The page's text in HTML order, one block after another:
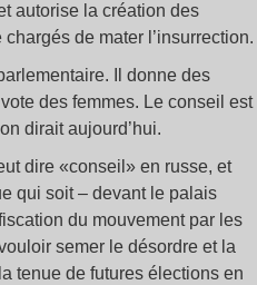
autorise la création des
de mater l’insurrection.
Il donne des
des femmes. Le conseil est
dirait aujourd’hui.
dire «conseil» en russe, et
qui soit – devant le palais
du mouvement par les
semer le désordre et la
tenue de futures élections en